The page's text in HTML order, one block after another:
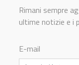
Rimani sempre
ultime notizie e i
E-mail